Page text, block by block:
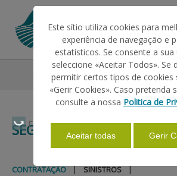
Faça Swipe para ver o menu
AJUDAS/APOIOS
INFORMAÇÕES
Estatísticas Seguros de Colheitas
SEGUROS DE COLHEITAS
CONTRATAÇÃO | SINISTROS |
Este sítio utiliza cookies para
experiência de navegação e
estatísticos. Se consente a sua
seleccione «Aceitar Todos». Se
permitir certos tipos de cookies
«Gerir Cookies». Caso pretenda
consulte a nossa Politica de
Aceitar todas Gerir